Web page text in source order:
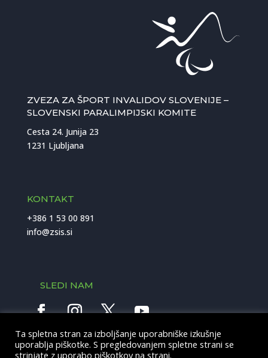
ZVEZA ZA ŠPORT INVALIDOV SLOVENIJE –
SLOVENSKI PARALIMPIJSKI KOMITE
Cesta 24. Junija 23
1231 Ljubljana
KONTAKT
+386 1 53 00 891
info@zsis.si
SLEDI NAM
This site is protected by reCAPTCHA and the GooglePrivacy
PolicyandTerms of Serviceapply.
Ta spletna stran za izboljšanje uporabniške izkušnje
uporablja piškotke. S pregledovanjem spletne strani se
strinjate z uporabo piškotkov na strani.